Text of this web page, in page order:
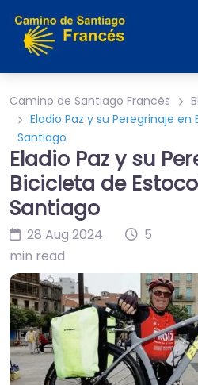
Camino de Santiago Francés
Eladio Paz y su Peregrinaje
Santiago
Eladio Paz y su
Bicicleta de
Santiago
28 Aug 2024
5
min read